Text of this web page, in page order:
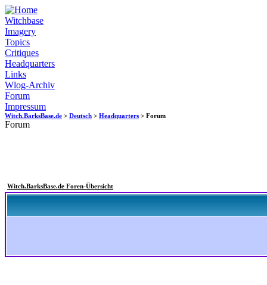
Witchbase
Imagery
Topics
Critiques
Headquarters
Links
Wlog-Archiv
Forum
Impressum
Witch.BarksBase.de > Deutsch > Headquarters > Forum
Forum
Witch.BarksBase.de Foren-Übersicht